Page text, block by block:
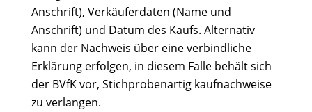
Anschrift), Verkäuferdaten (Name und
Anschrift) und Datum des Kaufs. Alternativ
kann der Nachweis über eine verbindliche
Erklärung erfolgen, in diesem Falle behält sich
der BVfK vor, Stichprobenartig kaufnachweise
zu verlangen.